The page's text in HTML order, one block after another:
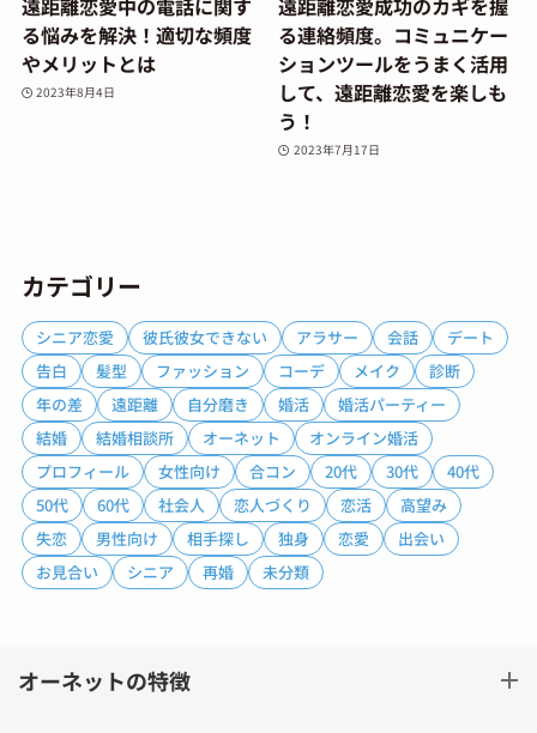
遠距離恋愛中の電話に関す
る悩みを解決！適切な頻度
やメリットとは
2023年8月4日
遠距離恋愛成功のカギを握
る連絡頻度。コミュニケー
ションツールをうまく活用
して、遠距離恋愛を楽しも
う！
2023年7月17日
カテゴリー
シニア恋愛 彼氏彼女できない アラサー 会話
デート
告白
髪型 ファッション コーデ メイク
診断
年の差
遠距離 自分磨き 婚活
婚活パーティー
結婚
結婚相談所 オーネット
オンライン婚活
プロフィール
女性向け 合コン 20代 30代
40代
50代
60代 社会人 恋人づくり 恋活
高望み
失恋
男性向け 相手探し 独身 恋愛
出会い
お見合い
シニア 再婚 未分類
オーネットの特徴